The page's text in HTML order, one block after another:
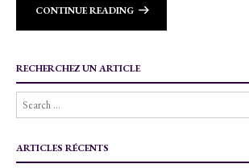
CONTINUE READING
RECHERCHEZ UN ARTICLE
ARTICLES RÉCENTS